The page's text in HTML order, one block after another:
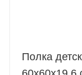
Полка